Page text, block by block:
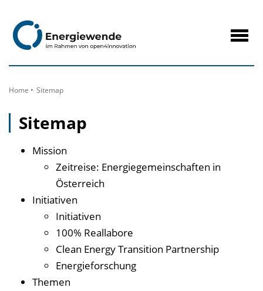
Home Sitemap
Sitemap
Mission
Zeitreise: Energie­gemein­schaften in
Österreich
Initiativen
Initiativen
100% Reallabore
Clean Energy Transition Partnership
Energieforschung
Themen